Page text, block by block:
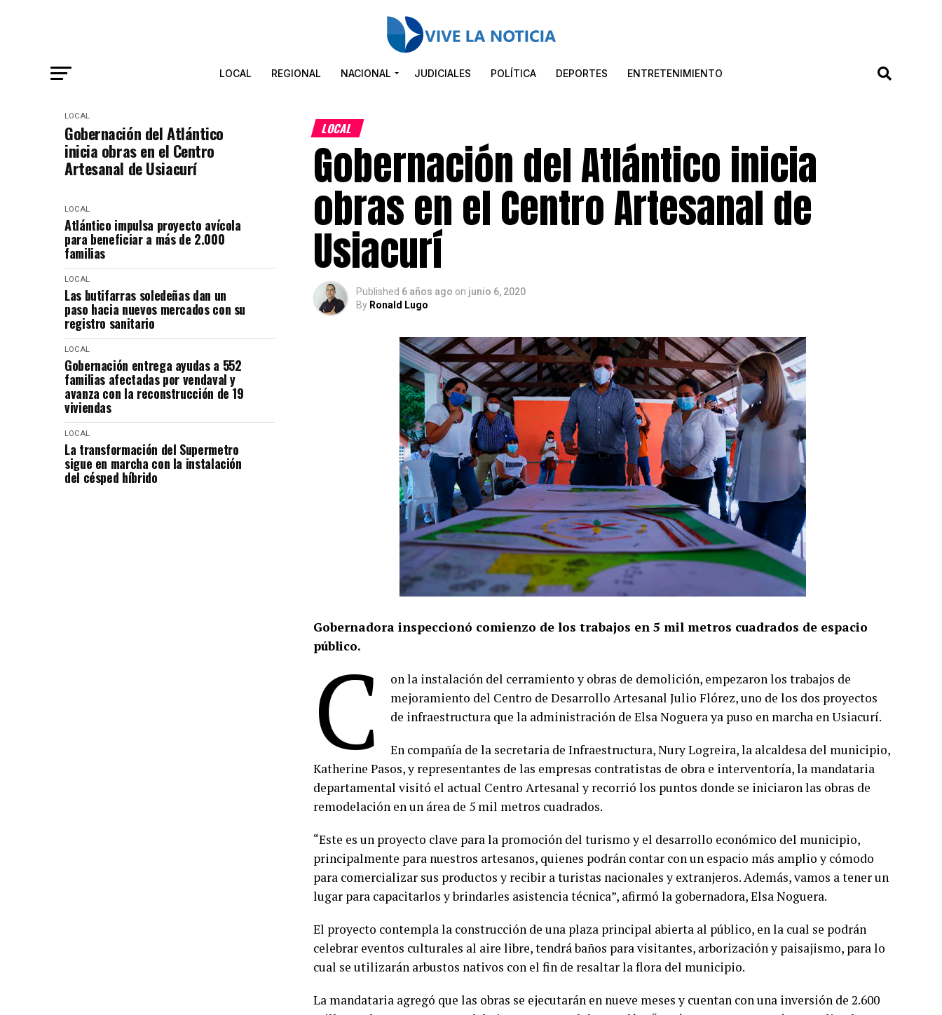
LOCAL REGIONAL NACIONAL JUDICIALES POLÍTICA DEPORTES ENTRETENIMIENTO
LOCAL
Gobernación del Atlántico
inicia obras en el Centro
Artesanal de Usiacurí
LOCAL
Atlántico impulsa proyecto avícola
para beneficiar a más de 2.000
familias
LOCAL
Las butifarras soledeñas dan un
paso hacia nuevos mercados con su
registro sanitario
LOCAL
Gobernación entrega ayudas a 552
familias afectadas por vendaval y
avanza con la reconstrucción de 19
viviendas
LOCAL
La transformación del Supermetro
sigue en marcha con la instalación
del césped híbrido
LOCAL
Gobernación del Atlántico inicia
obras en el Centro Artesanal de
Usiacurí
Published 6 años ago on junio 6, 2020
By Ronald Lugo
Gobernadora inspeccionó comienzo de los trabajos en 5 mil metros cuadrados de espacio
público.
C
on la instalación del cerramiento y obras de demolición, empezaron los trabajos de
mejoramiento del Centro de Desarrollo Artesanal Julio Flórez, uno de los dos proyectos
de infraestructura que la administración de Elsa Noguera ya puso en marcha en Usiacurí.
En compañía de la secretaria de Infraestructura, Nury Logreira, la alcaldesa del municipio,
Katherine Pasos, y representantes de las empresas contratistas de obra e interventoría, la mandataria
departamental visitó el actual Centro Artesanal y recorrió los puntos donde se iniciaron las obras de
remodelación en un área de 5 mil metros cuadrados.
“Este es un proyecto clave para la promoción del turismo y el desarrollo económico del municipio,
principalmente para nuestros artesanos, quienes podrán contar con un espacio más amplio y cómodo
para comercializar sus productos y recibir a turistas nacionales y extranjeros. Además, vamos a tener un
lugar para capacitarlos y brindarles asistencia técnica”, afirmó la gobernadora, Elsa Noguera.
El proyecto contempla la construcción de una plaza principal abierta al público, en la cual se podrán
celebrar eventos culturales al aire libre, tendrá baños para visitantes, arborización y paisajismo, para lo
cual se utilizarán arbustos nativos con el fin de resaltar la flora del municipio.
La mandataria agregó que las obras se ejecutarán en nueve meses y cuentan con una inversión de 2.600